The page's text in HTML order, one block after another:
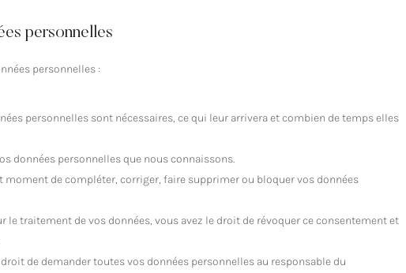
personnelles
personnelles :
personnelles sont nécessaires, ce qui leur arrivera et combien de temps elles
données personnelles que nous connaissons.
de compléter, corriger, faire supprimer ou bloquer vos données
le traitement de vos données, vous avez le droit de révoquer ce consentement et
de demander toutes vos données personnelles au responsable du